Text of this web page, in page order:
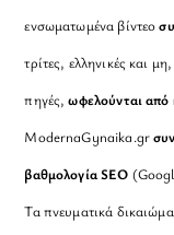
ενσωματωμένα βίντεο
τρίτες, ελληνικές και
πηγές,ωφελούνται από
ModernaGynaika.gr
βαθμολογία SEO
Τα πνευματικά